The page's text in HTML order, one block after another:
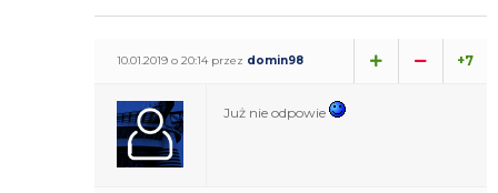
10.01.2019 o 20:14 przez domin98 +7
Już nie odpowie